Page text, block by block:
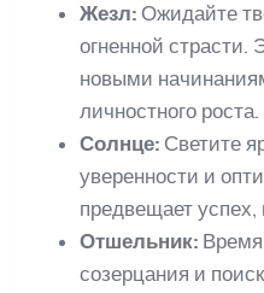
Жезл: Ожидайте
огненной страсти.
новыми
личностного роста.
Солнце: Светите
уверенности и
предвещает успех,
Отшельник: Время
созерцания и